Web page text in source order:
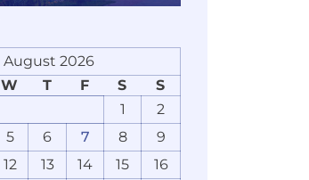
August 2026
W T F S
S
1
2
5 6 7 8
9
12 13 14 15
16